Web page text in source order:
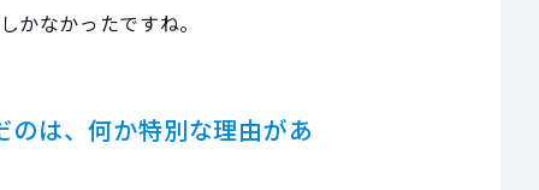
なかったですね。
は、何か特別な理由があ